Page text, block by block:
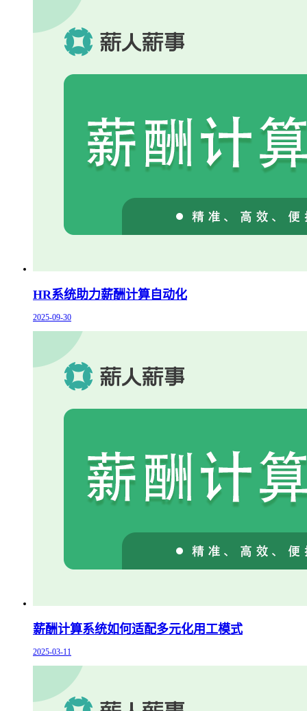
HR系统助力薪酬计算自动化
2025-09-30
薪酬计算系统如何适配多元化用工模式
2025-03-11